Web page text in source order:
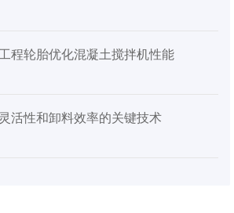
程轮胎优化混凝土搅拌机性能
活性和卸料效率的关键技术